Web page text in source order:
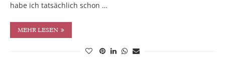
habe ich tatsächlich schon …
MEHR LESEN